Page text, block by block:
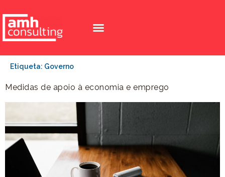
Etiqueta: Governo
Medidas de apoio à economia e emprego